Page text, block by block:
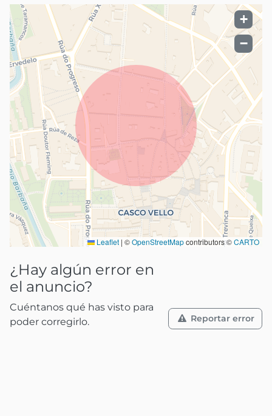
+
−
Leaflet | ©OpenStreetMapcontributors ©CARTO
¿Hay algún error en
el anuncio?
Cuéntanos qué has visto para
poder corregirlo.
Reportar error